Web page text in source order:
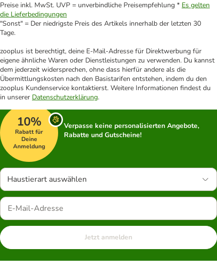
Preise inkl. MwSt. UVP = unverbindliche Preisempfehlung * Es gelten
die Lieferbedingungen
"Sonst" = Der niedrigste Preis des Artikels innerhalb der letzten 30
Tage.
zooplus ist berechtigt, deine E-Mail-Adresse für Direktwerbung für
eigene ähnliche Waren oder Dienstleistungen zu verwenden. Du kannst
dem jederzeit widersprechen, ohne dass hierfür andere als die
Übermittlungskosten nach den Basistarifen entstehen, indem du den
zooplus Kundenservice kontaktierst. Weitere Informationen findest du
in unserer Datenschutzerklärung.
10%
Rabatt für
Deine
Anmeldung
Verpasse keine personalisierten Angebote,
Rabatte und Gutscheine!
Haustierart auswählen
Jetzt anmelden